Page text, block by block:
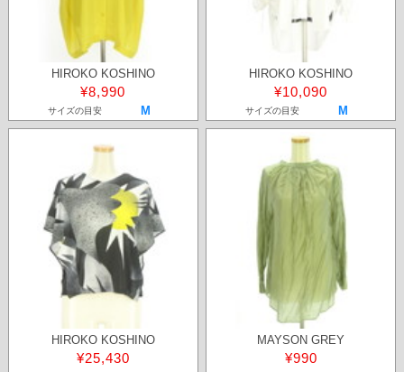
HIROKO KOSHINO
¥8,990
サイズの目安 M
HIROKO KOSHINO
¥10,090
サイズの目安 M
HIROKO KOSHINO
¥25,430
MAYSON GREY
¥990